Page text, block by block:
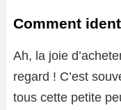
Comment
Ah, la joie
regard ! C’est
tous cette petite